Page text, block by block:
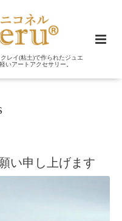
レイ(粘土)で作られたジュエ
いアートアクセサリー。
い申し上げます